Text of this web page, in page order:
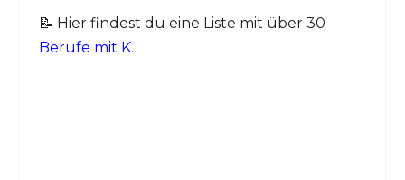
📝 Hier findest du eine Liste mit über 30
Berufe mit K.